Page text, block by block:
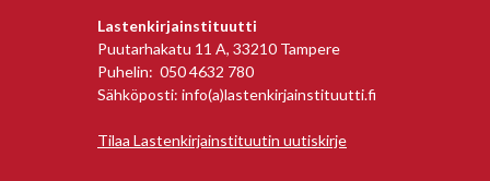
Lastenkirjainstituutti
Puutarhakatu 11 A, 33210 Tampere
Puhelin: 050 4632 780
Sähköposti: info(a)lastenkirjainstituutti.fi
Tilaa Lastenkirjainstituutin uutiskirje